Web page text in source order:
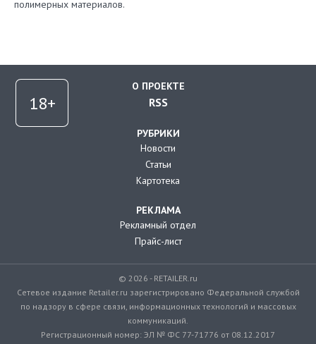
полимерных материалов.
О ПРОЕКТЕ
RSS
РУБРИКИ
Новости
Статьи
Картотека
РЕКЛАМА
Рекламный отдел
Прайс-лист
© 2026 - RETAILER.ru
Сетевое издание Retailer.ru зарегистрировано Федеральной службой
по надзору в сфере связи, информационных технологий и массовых
коммуникаций.
Регистрационный номер: ЭЛ № ФС 77-71776 от 08.12.2017